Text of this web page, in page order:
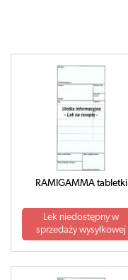
RAMIGAMMA tabletki
Lek niedostępny w
sprzedaży wysyłkowej